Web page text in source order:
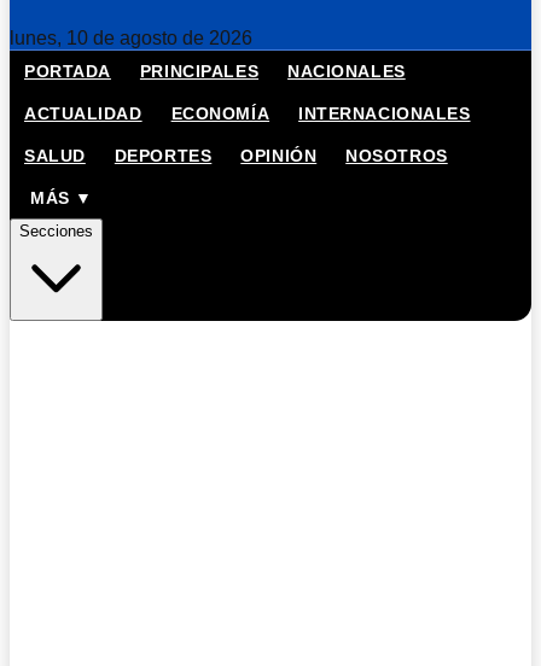
lunes, 10 de agosto de 2026
PORTADA PRINCIPALES NACIONALES
ACTUALIDAD ECONOMÍA INTERNACIONALES
SALUD DEPORTES OPINIÓN NOSOTROS
MÁS ▼
Secciones